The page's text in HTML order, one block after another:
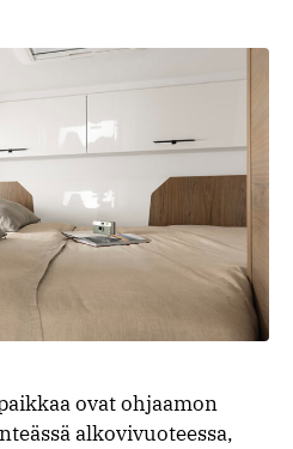
ovat ohjaamon
alkovivuoteessa,